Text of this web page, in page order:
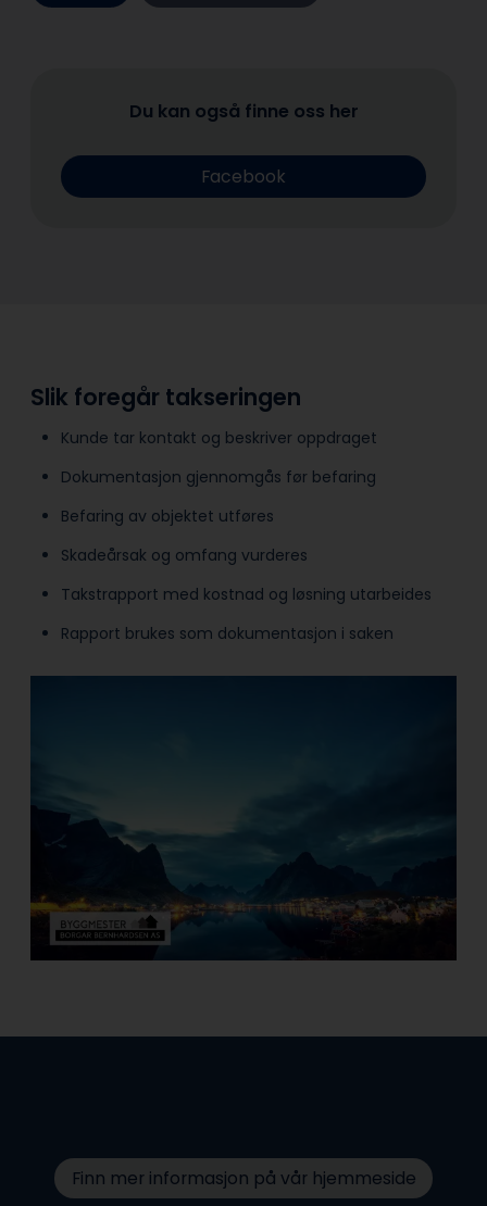
Du kan også finne oss her
Facebook
Slik foregår takseringen
Kunde tar kontakt og beskriver oppdraget
Dokumentasjon gjennomgås før befaring
Befaring av objektet utføres
Skadeårsak og omfang vurderes
Takstrapport med kostnad og løsning utarbeides
Rapport brukes som dokumentasjon i saken
Finn mer informasjon på vår hjemmeside